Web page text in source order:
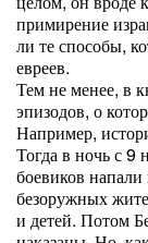
примирение
ли те способы,
евреев.
Тем не менее, в
эпизодов, о
Например,
Тогда в ночь с 9
боевиков
безоружных
и детей. Потом